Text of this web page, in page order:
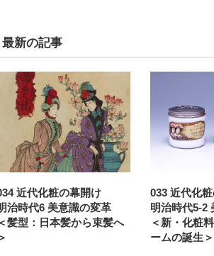
最新の記事
近代化粧の幕開け
治時代6 美意識の変革
髪型：日本髪から束髪へ
033 近代化
明治時代5-2
＜新・化粧
ームの誕生＞